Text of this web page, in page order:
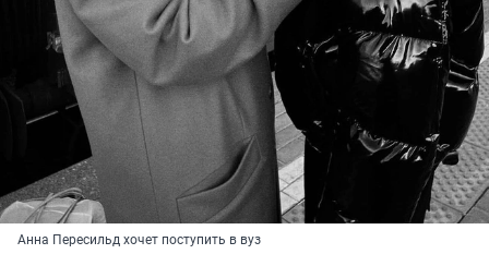
Анна Пересильд хочет поступить в вуз